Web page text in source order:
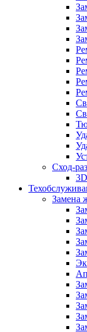
Сход-
Замена